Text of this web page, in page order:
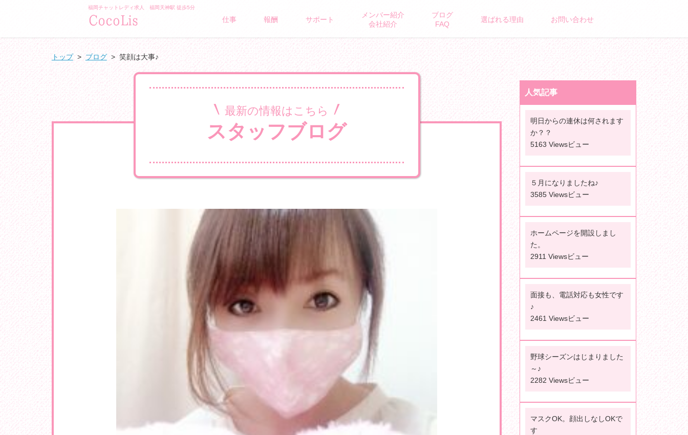
福岡チャットレディ求人 福岡天神駅 徒歩5分
/">GLAMOROUS BRAND
仕事 報酬 サポート
メンバー紹介
会社紹介
ブログ
FAQ
選ばれる理由 お問い合わせ
トップ> ブログ> 笑顔は大事♪
最新の情報はこちら
スタッフブログ
人気記事
明日からの連休は何されます
か？？
5163 Viewsビュー
５月になりましたね♪
3585 Viewsビュー
ホームページを開設しまし
た。
2911 Viewsビュー
面接も、電話対応も女性です
♪
2461 Viewsビュー
野球シーズンはじまりました
～♪
2282 Viewsビュー
マスクOK。顔出しなしOKで
す